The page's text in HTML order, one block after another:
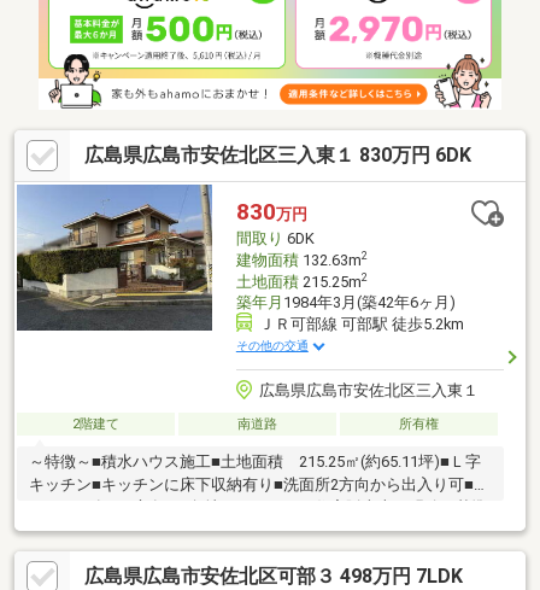
広島県広島市安佐北区三入東１ 830万円 6DK
830万円
間取り 6DK
建物面積132.63m2
土地面積215.25m2
築年月 1984年3月(築42年6ヶ月)
ＪＲ可部線 可部駅 徒歩5.2km
その他の交通
広島県広島市安佐北区三入東１
2階建て 南道路 所有権
～特徴～■積水ハウス施工■土地面積 215.25㎡(約65.11坪)■Ｌ字
キッチン■キッチンに床下収納有り■洗面所2方向から出入り可■バ
で適正評価 建物価格１８４．４万円／土地価格６４５．６万円
広島県広島市安佐北区可部３ 498万円 7LDK